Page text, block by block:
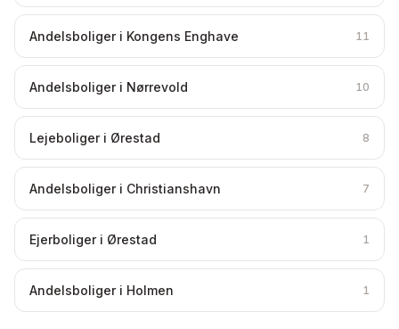
Andelsboliger i Kongens Enghave 11
Andelsboliger i Nørrevold 10
Lejeboliger i Ørestad 8
Andelsboliger i Christianshavn 7
Ejerboliger i Ørestad 1
Andelsboliger i Holmen 1